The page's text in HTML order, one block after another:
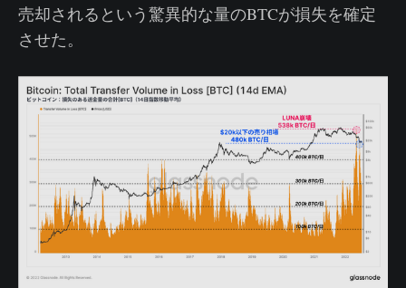
売却されるという驚異的な量のBTCが損失を確定
させた。